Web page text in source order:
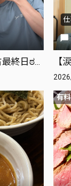
【涙箱Vol.11】稽古最終日ಠ_ಠ 【
有